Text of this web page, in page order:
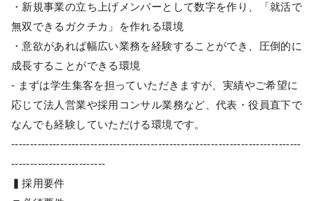
・新規事業の立ち上げメンバーとして数字を作り、「就活で
無双できるガクチカ」を作れる環境
・意欲があれば幅広い業務を経験することができ、圧倒的に
成長することができる環境
- まずは学生集客を担っていただきますが、実績やご希望に
応じて法人営業や採用コンサル業務など、代表・役員直下で
なんでも経験していただける環境です。
-----------------------------------------------------------------------------
-------------------------
▍採用要件